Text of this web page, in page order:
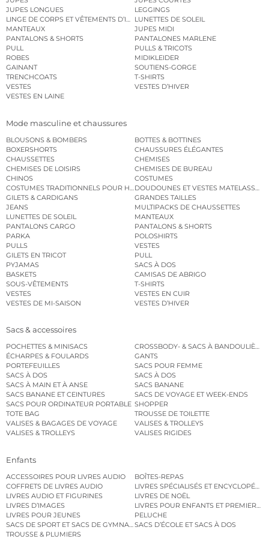
JUPES LONGUES
LEGGINGS
LINGE DE CORPS ET VÊTEMENTS D’INTÉRIEURLUNETTES DE SOLEIL
MANTEAUX
JUPES MIDI
PANTALONS & SHORTS
PANTALONES MARLENE
PULL
PULLS & TRICOTS
ROBES
MIDIKLEIDER
GAINANT
SOUTIENS-GORGE
TRENCHCOATS
T-SHIRTS
VESTES
VESTES D’HIVER
VESTES EN LAINE
Mode masculine et chaussures
BLOUSONS & BOMBERS
BOTTES & BOTTINES
BOXERSHORTS
CHAUSSURES ÉLÉGANTES
CHAUSSETTES
CHEMISES
CHEMISES DE LOISIRS
CHEMISES DE BUREAU
CHINOS
COSTUMES
COSTUMES TRADITIONNELS POUR HOMMEDOUDOUNES ET VESTES MATELASSÉES
GILETS & CARDIGANS
GRANDES TAILLES
JEANS
MULTIPACKS DE CHAUSSETTES
LUNETTES DE SOLEIL
MANTEAUX
PANTALONS CARGO
PANTALONS & SHORTS
PARKA
POLOSHIRTS
PULLS
VESTES
GILETS EN TRICOT
PULL
PYJAMAS
SACS À DOS
BASKETS
CAMISAS DE ABRIGO
SOUS-VÊTEMENTS
T-SHIRTS
VESTES
VESTES EN CUIR
VESTES DE MI-SAISON
VESTES D’HIVER
Sacs & accessoires
POCHETTES & MINISACS
CROSSBODY- & SACS À BANDOULIÈRE
ÉCHARPES & FOULARDS
GANTS
PORTEFEUILLES
SACS POUR FEMME
SACS À DOS
SACS À DOS
SACS À MAIN ET À ANSE
SACS BANANE
SACS BANANE ET CEINTURES
SACS DE VOYAGE ET WEEK-ENDS
SACS POUR ORDINATEUR PORTABLE SHOPPER
TOTE BAG
TROUSSE DE TOILETTE
VALISES & BAGAGES DE VOYAGE
VALISES & TROLLEYS
VALISES & TROLLEYS
VALISES RIGIDES
Enfants
ACCESSOIRES POUR LIVRES AUDIO
BOÎTES-REPAS
COFFRETS DE LIVRES AUDIO
LIVRES SPÉCIALISÉS ET
LIVRES AUDIO ET FIGURINES
LIVRES DE NOËL
LIVRES D’IMAGES
LIVRES POUR ENFANTS ET PREMIERS
LIVRES POUR JEUNES
PELUCHE
SACS DE SPORT ET SACS DE GYMNASTIQUESACS D’ÉCOLE ET SACS À DOS
TROUSSE & PLUMIERS